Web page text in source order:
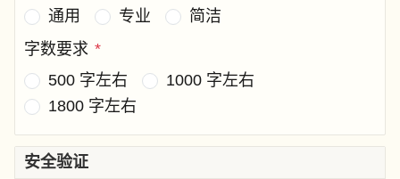
通用
专业
简洁
字数要求 *
500 字左右
1000 字左右
1800 字左右
安全验证